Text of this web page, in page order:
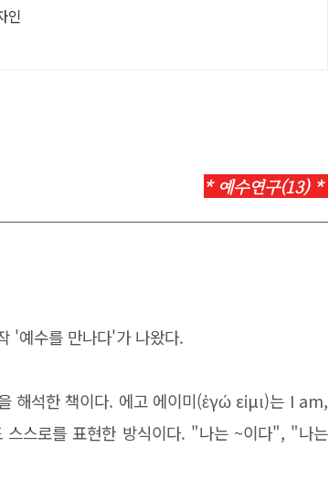
인
*예수연구(13) *
'예수를 만나다'가 나왔다.
해석한 책이다. 에고 에이미(ἐγώ εἰμι)는 I am,
스로를 표현한 방식이다. "나는 ~이다", "나는